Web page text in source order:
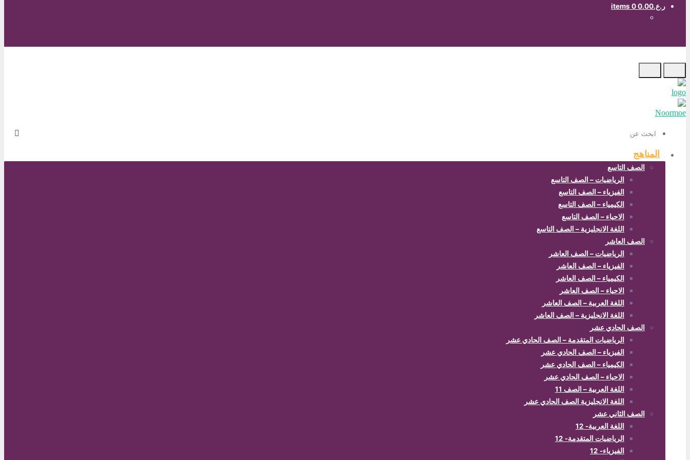
ر.ع.0.00 0 items
ابحث
المناهج
الصف التاسع
الرياضيات – الصف التاسع
الفيزياء – الصف التاسع
الكيمياء – الصف التاسع
الاحياء – الصف التاسع
اللغة الانجليزية – الصف التاسع
الصف العاشر
الرياضيات – الصف العاشر
الفيزياء – الصف العاشر
الكيمياء – الصف العاشر
الاحياء – الصف العاشر
اللغة العربية – الصف العاشر
اللغة الانجليزية – الصف العاشر
الصف الحادي عشر
الرياضيات المتقدمة – الصف الحادي عشر
الفيزياء – الصف الحادي عشر
الكيمياء – الصف الحادي عشر
الاحياء – الصف الحادي عشر
اللغة العربية – الصف 11
اللغة الانجليزية الصف الحادي عشر
الصف الثاني عشر
اللغة العربية- 12
الرياضيات المتقدمة- 12
الفيزياء- 12